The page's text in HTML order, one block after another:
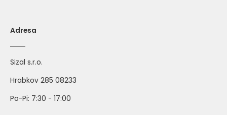
Adresa
Sizal s.r.o.
Hrabkov 285 08233
Po-Pi: 7:30 - 17:00